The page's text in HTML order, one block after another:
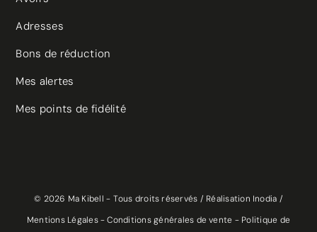
Adresses
Bons de réduction
Mes alertes
Mes points de fidélité
© 2026 Ma Kibell - Tous droits réservés / Réalisation Inodia /
Mentions Légales-Conditions générales de vente - Politique de